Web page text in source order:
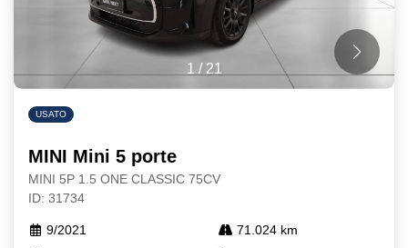
1 / 21
USATO
MINI Mini 5 porte
MINI 5P 1.5 ONE CLASSIC 75CV
ID: 31734
9/2021
71.024 km